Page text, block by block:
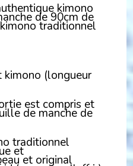
kimono
de 90cm de
traditionnel
kimono (longueur
est compris et
de manche de
traditionnel
et
et original